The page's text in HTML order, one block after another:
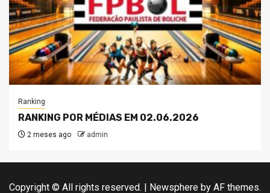
Ranking
RANKING POR MÉDIAS EM 02.06.2026
2 meses ago admin
Copyright © All rights reserved. | Newsphere by AF themes.